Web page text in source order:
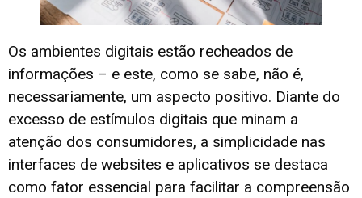
Os ambientes digitais estão recheados de
informações – e este, como se sabe, não é,
necessariamente, um aspecto positivo. Diante do
excesso de estímulos digitais que minam a
atenção dos consumidores, a simplicidade nas
interfaces de websites e aplicativos se destaca
como fator essencial para facilitar a compreensão